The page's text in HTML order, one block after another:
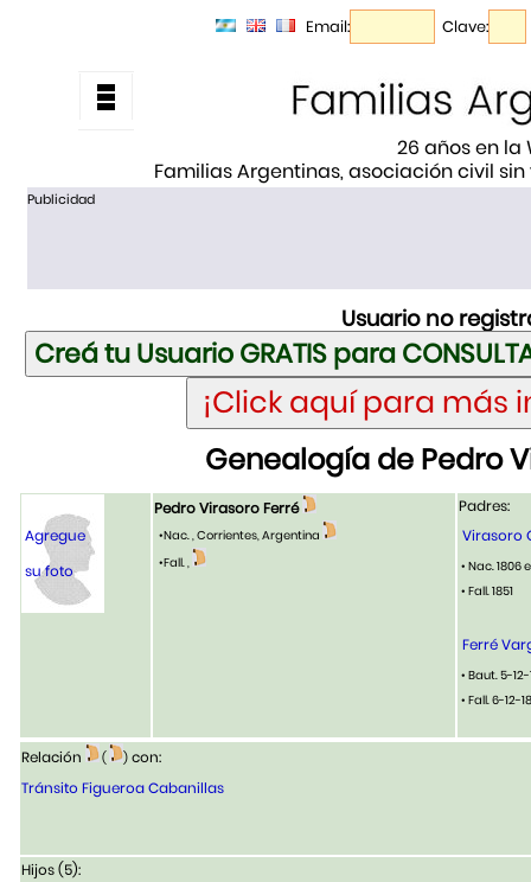
Email: Clave:
26 años en la
Familias Argentinas, asociación civil
Publicidad
Usuario no
Genealogía de Pedro
Agregue
su foto
Pedro Virasoro Ferré
•Nac. , Corrientes, Argentina
•Fall. ,
Padres:
Virasoro
• Nac.
• Fall. 1851
Ferré
• Baut. 5-
• Fall. 6-12-
Relación ( ) con:
Tránsito Figueroa Cabanillas
Hijos (5):